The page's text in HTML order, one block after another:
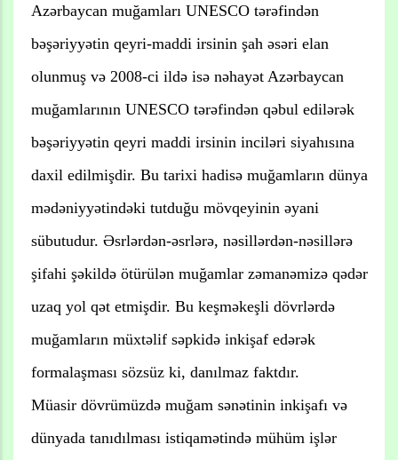
Azərbaycan muğamları UNESCO tərəfindən
bəşəriyyətin qeyri-maddi irsinin şah əsəri elan
olunmuş və 2008-ci ildə isə nəhayət Azərbaycan
muğamlarının UNESCO tərəfindən qəbul edilərək
bəşəriyyətin qeyri maddi irsinin inciləri siyahısına
daxil edilmişdir. Bu tarixi hadisə muğamların dünya
mədəniyyətindəki tutduğu mövqeyinin əyani
sübutudur. Əsrlərdən-əsrlərə, nəsillərdən-nəsillərə
şifahi şəkildə ötürülən muğamlar zəmanəmizə qədər
uzaq yol qət etmişdir. Bu keşməkeşli dövrlərdə
muğamların müxtəlif səpkidə inkişaf edərək
formalaşması sözsüz ki, danılmaz faktdır.
Müasir dövrümüzdə muğam sənətinin inkişafı və
dünyada tanıdılması istiqamətində mühüm işlər